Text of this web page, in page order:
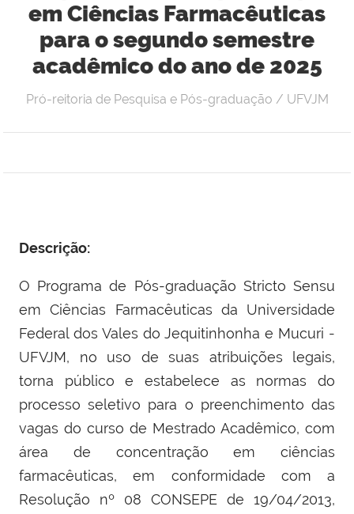
em Ciências Farmacêuticas
para o segundo semestre
acadêmico do ano de 2025
Pró-reitoria de Pesquisa e Pós-graduação / UFVJM
Descrição:
O Programa de Pós-graduação Stricto Sensu
em Ciências Farmacêuticas da Universidade
Federal dos Vales do Jequitinhonha e Mucuri -
UFVJM, no uso de suas atribuições legais,
torna público e estabelece as normas do
processo seletivo para o preenchimento das
vagas do curso de Mestrado Acadêmico, com
área de concentração em ciências
farmacêuticas, em conformidade com a
Resolução nº 08 CONSEPE de 19/04/2013,